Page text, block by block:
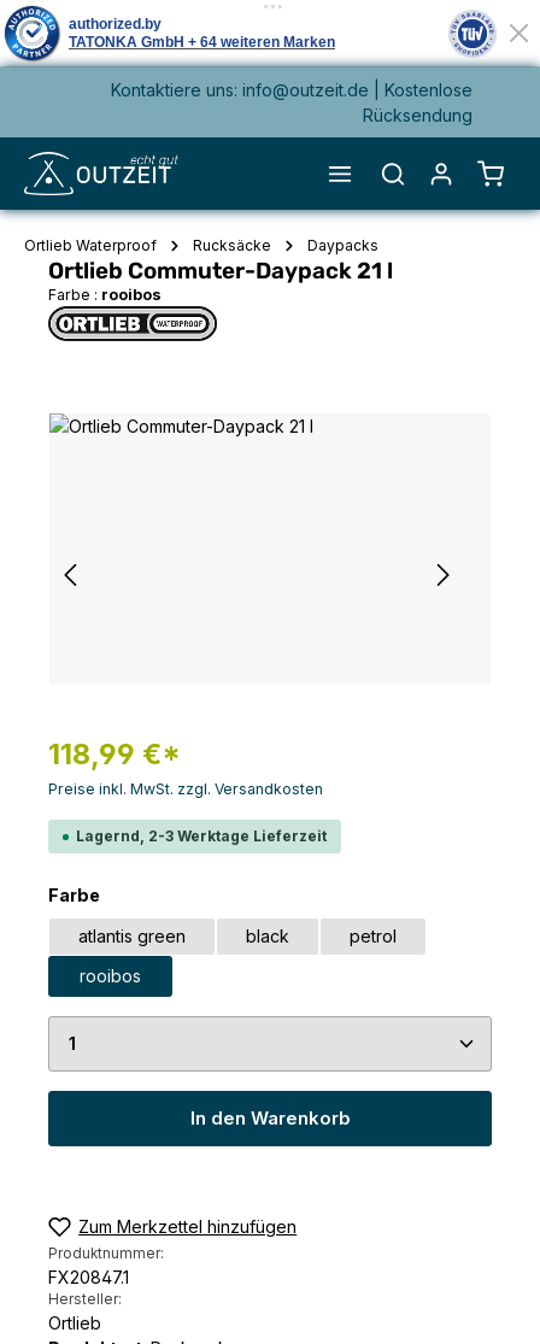
springenKontaktiere uns: info@outzeit.de | Kostenlose
Rücksendung
Ortlieb Waterproof Rucksäcke Daypacks
Ortlieb Commuter-Daypack 21 l
Farbe : rooibos
Bildergalerie überspringen
118,99 €*
Preise inkl. MwSt. zzgl. Versandkosten
Lagernd, 2-3 Werktage Lieferzeit
Farbeauswählen
atlantis green black
petrol
rooibos
Produkt Anzahl: Gib den gewünschten Wert
In den Warenkorb
Zum Merkzettel hinzufügen
Produktnummer:
FX20847.1
Hersteller:
Ortlieb